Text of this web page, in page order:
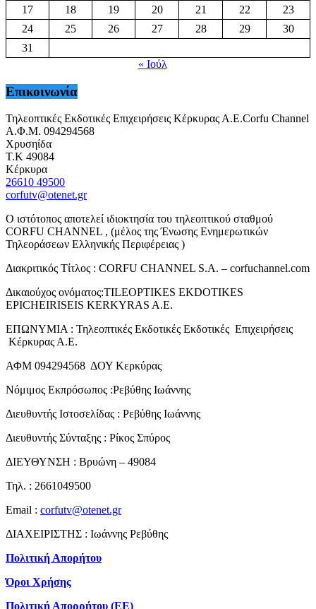
17
18 19 20 21 22
23
24
25 26 27 28 29
30
31
« Ιούλ
Επικοινωνία
Τηλεοπτικές Εκδοτικές Επιχειρήσεις Κέρκυρας Α.Ε.Corfu Channel
Α.Φ.Μ. 094294568
Χρυσηίδα
Τ.Κ 49084
Κέρκυρα
26610 49500
corfutv@otenet.gr
Ο ιστότοπος αποτελεί ιδιοκτησία του τηλεοπτικού σταθμού
CORFU CHANNEL , (μέλος της Ένωσης Ενημερωτικών
Τηλεοράσεων Ελληνικής Περιφέρειας )
Διακριτικός Τίτλος : CORFU CHANNEL S.A. – corfuchannel.com
Δικαιούχος ονόματος:TILEOPTIKES EKDOTIKES
EPICHEIRISEIS KERKYRAS A.E.
ΕΠΩΝΥΜΙΑ : Τηλεοπτικές Εκδοτικές Εκδοτικές Επιχειρήσεις
Κέρκυρας Α.Ε.
ΑΦΜ 094294568 ΔΟΥ Κερκύρας
Νόμιμος Εκπρόσωπος :Ρεβύθης Ιωάννης
Διευθυντής Ιστοσελίδας : Ρεβύθης Ιωάννης
Διευθυντής Σύνταξης : Ρίκος Σπύρος
ΔΙΕΥΘΥΝΣΗ : Βρυώνη – 49084
Τηλ. : 2661049500
Email : corfutv@otenet.gr
ΔΙΑΧΕΙΡΙΣΤΗΣ : Ιωάννης Ρεβύθης
Πολιτική Απορήτου
Όροι Χρήσης
Πολιτική Απορρήτου (ΕΕ)